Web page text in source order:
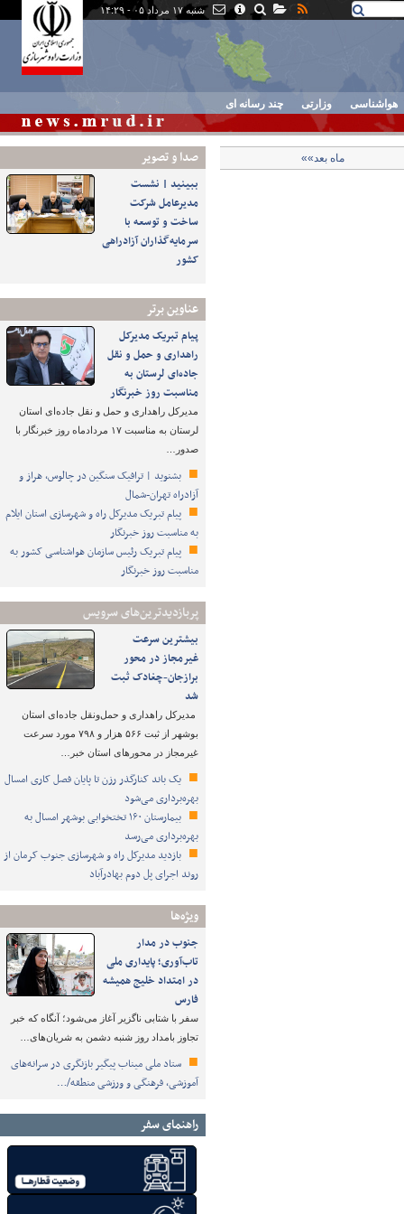
شنبه ۱۷ مرداد ۰۵ - ۱۴:۲۹
هواشناسی وزارتی چند رسانه ای
صدا و تصوير
ببینید | نشست
مدیرعامل شرکت
ساخت و توسعه با
سرمایه‌گذاران آزادراهی
کشور
عناوین برتر
پیام تبریک مدیرکل
راهداری و حمل و نقل
جاده‌ای لرستان به
مناسبت روز خبرنگار
مدیرکل راهداری و حمل و نقل جاده‌ای استان
لرستان به مناسبت ۱۷ مردادماه روز خبرنگار با
صدور…
بشنوید | ترافیک سنگین در چالوس، هراز و
آزادراه تهران-شمال
پیام تبریک مدیرکل راه و شهرسازی استان ایلام
به مناسبت روز خبرنگار
پیام تبریک رئیس سازمان هواشناسی کشور به
مناسبت روز خبرنگار
پربازدیدترین‌های سرویس
بیشترین سرعت
غیرمجاز در محور
برازجان-چغادک ثبت
شد
مدیرکل راهداری و حمل‌ونقل جاده‌ای استان
بوشهر از ثبت ۵۶۶ هزار و ۷۹۸ مورد سرعت
غیرمجاز در محورهای استان خبر…
یک باند کنارگذر رزن تا پایان فصل کاری امسال
بهره‌برداری می‌شود
بیمارستان ۱۶۰ تختخوابی بوشهر امسال به
بهره‌برداری می‌رسد
بازدید مدیرکل راه و شهرسازی جنوب کرمان از
روند اجرای پل دوم بهادرآباد
ویژه‌ها
جنوب در مدار
تاب‌آوری؛ پایداری ملی
در امتداد خلیج همیشه
فارس
سفر با شتابی ناگزیر آغاز می‌شود؛ آنگاه که خبر
تجاوز بامداد روز شنبه دشمن به شریان‌های…
ستاد ملی میناب پیگیر بازنگری در سرانه‌های
آموزشی، فرهنگی و ورزشی منطقه/…
راهنمای سفر
ماه بعد»»